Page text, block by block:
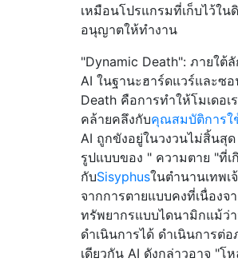
เหมือนโปรแกรมที่เก็บไว้ใน
อนุญาตให้ทำงาน
"Dynamic Death": ภายใต้
AI ในฐานะฮาร์ดแวร์และซ
Death คือการทำให้โมเดอ
คล้ายคลึงกับคุณสมบัติการใ
AI ถูกขังอยู่ในวงวนไม่สิ้นสุ
รูปแบบของ " ความตาย "ที่เ
กับSisyphusในตำนานเทพเ
จากการตายแบบคงที่เนื่องจ
ทรัพยากรแบบไดนามิกแม้ว่
ดำเนินการได้ ดำเนินการต่
เดียวกัน AI ดังกล่าวอาจ "โ